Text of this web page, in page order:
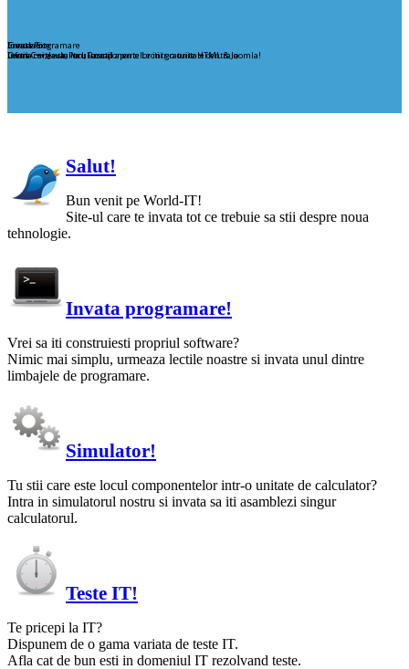
Creare Site
Ofera-i site-ului tau un stil aparte Lectii gratuite HTML & Joomla!
Invata Programare
Lectii C++, Java, Perl, Pascal
Simulator
Invata care este locul componentelor intr-o unitate centrala
Salut!
Bun venit pe World-IT!
Site-ul care te invata tot ce trebuie sa stii despre noua
tehnologie.
Invata programare!
Vrei sa iti construiesti propriul software?
Nimic mai simplu, urmeaza lectile noastre si invata unul dintre
limbajele de programare.
Simulator!
Tu stii care este locul componentelor intr-o unitate de calculator?
Intra in simulatorul nostru si invata sa iti asamblezi singur
calculatorul.
Teste IT!
Te pricepi la IT?
Dispunem de o gama variata de teste IT.
Afla cat de bun esti in domeniul IT rezolvand teste.